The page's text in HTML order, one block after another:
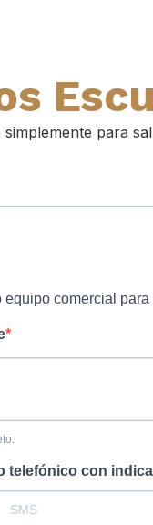
para
equipo comercial para
telefónico con